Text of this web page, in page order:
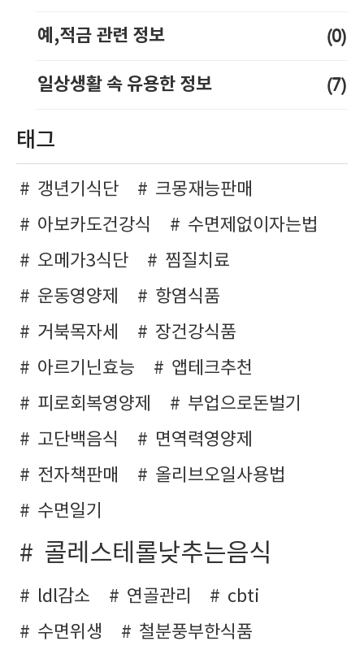
예,적금 관련 정보 (0)
일상생활 속 유용한 정보 (7)
태그
갱년기식단
크몽재능판매
아보카도건강식
수면제없이자는법
오메가3식단
찜질치료
운동영양제
항염식품
거북목자세
장건강식품
아르기닌효능
앱테크추천
피로회복영양제
부업으로돈벌기
고단백음식
면역력영양제
전자책판매
올리브오일사용법
수면일기
콜레스테롤낮추는음식
ldl감소 연골관리
cbti
수면위생
철분풍부한식품